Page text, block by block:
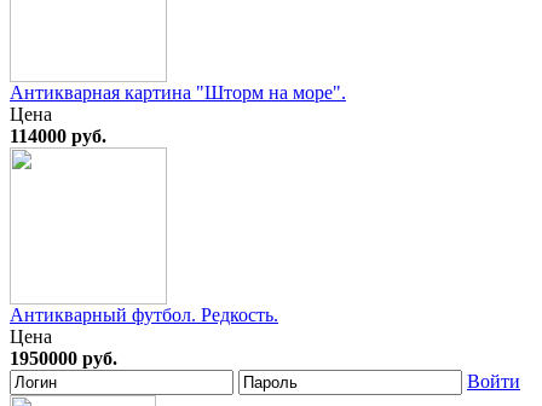
Антикварная картина "Шторм на море".
Цена
114000 руб.
Антикварный футбол. Редкость.
Цена
1950000 руб.
Войти